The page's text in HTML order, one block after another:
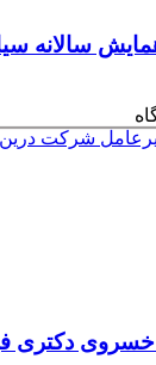
سالانه
خسروی